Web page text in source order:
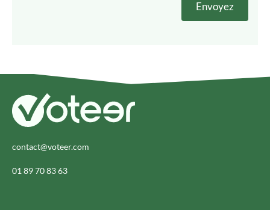
contact@voteer.com
01 89 70 83 63